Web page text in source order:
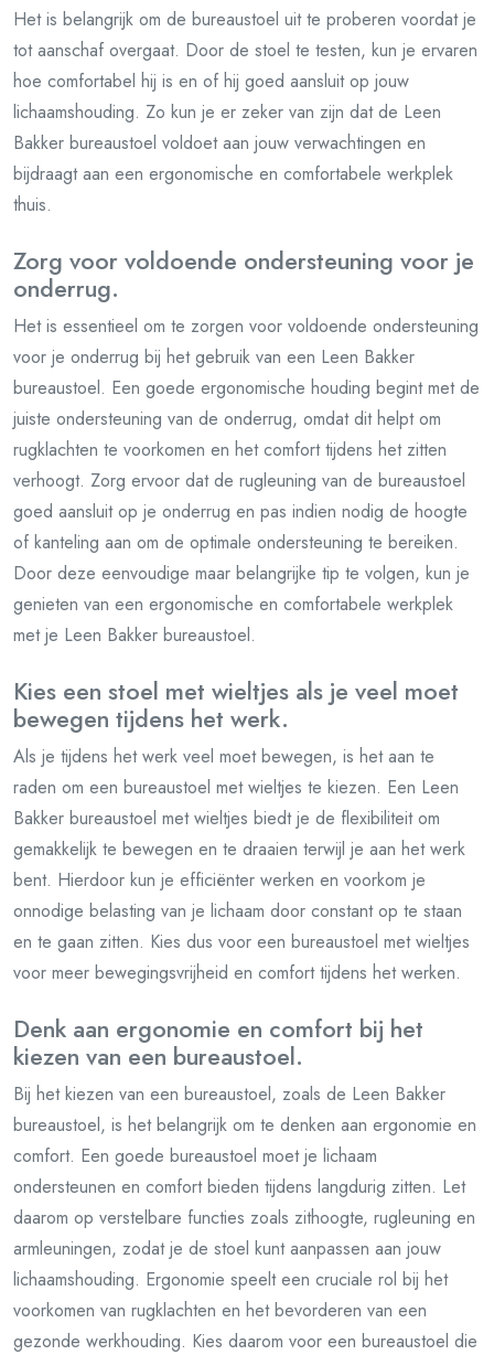
Het is belangrijk om de bureaustoel uit te proberen voordat je
tot aanschaf overgaat. Door de stoel te testen, kun je ervaren
hoe comfortabel hij is en of hij goed aansluit op jouw
lichaamshouding. Zo kun je er zeker van zijn dat de Leen
Bakker bureaustoel voldoet aan jouw verwachtingen en
bijdraagt aan een ergonomische en comfortabele werkplek
thuis.
Zorg voor voldoende ondersteuning voor je
onderrug.
Het is essentieel om te zorgen voor voldoende ondersteuning
voor je onderrug bij het gebruik van een Leen Bakker
bureaustoel. Een goede ergonomische houding begint met de
juiste ondersteuning van de onderrug, omdat dit helpt om
rugklachten te voorkomen en het comfort tijdens het zitten
verhoogt. Zorg ervoor dat de rugleuning van de bureaustoel
goed aansluit op je onderrug en pas indien nodig de hoogte
of kanteling aan om de optimale ondersteuning te bereiken.
Door deze eenvoudige maar belangrijke tip te volgen, kun je
genieten van een ergonomische en comfortabele werkplek
met je Leen Bakker bureaustoel.
Kies een stoel met wieltjes als je veel moet
bewegen tijdens het werk.
Als je tijdens het werk veel moet bewegen, is het aan te
raden om een bureaustoel met wieltjes te kiezen. Een Leen
Bakker bureaustoel met wieltjes biedt je de flexibiliteit om
gemakkelijk te bewegen en te draaien terwijl je aan het werk
bent. Hierdoor kun je efficiënter werken en voorkom je
onnodige belasting van je lichaam door constant op te staan
en te gaan zitten. Kies dus voor een bureaustoel met wieltjes
voor meer bewegingsvrijheid en comfort tijdens het werken.
Denk aan ergonomie en comfort bij het
kiezen van een bureaustoel.
Bij het kiezen van een bureaustoel, zoals de Leen Bakker
bureaustoel, is het belangrijk om te denken aan ergonomie en
comfort. Een goede bureaustoel moet je lichaam
ondersteunen en comfort bieden tijdens langdurig zitten. Let
daarom op verstelbare functies zoals zithoogte, rugleuning en
armleuningen, zodat je de stoel kunt aanpassen aan jouw
lichaamshouding. Ergonomie speelt een cruciale rol bij het
voorkomen van rugklachten en het bevorderen van een
gezonde werkhouding. Kies daarom voor een bureaustoel die